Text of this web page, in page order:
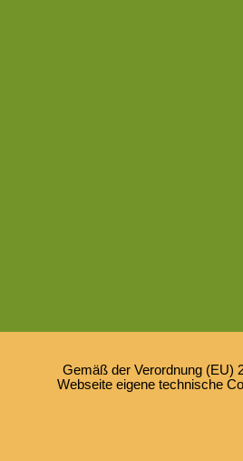
Gemäß der Verordnung (EU)
Webseite eigene technische